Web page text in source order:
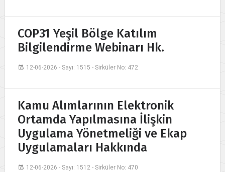
COP31 Yeşil Bölge Katılım
Bilgilendirme Webinarı Hk.
12-06-2026 - Sayı: 1515 - Sirküler No: 472
Kamu Alımlarının Elektronik
Ortamda Yapılmasına İlişkin
Uygulama Yönetmeliği ve Ekap
Uygulamaları Hakkında
12-06-2026 - Sayı: 1512 - Sirküler No: 470